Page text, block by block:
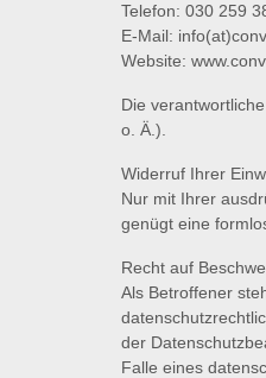
Telefon: 030 259
E-Mail:
Website:
Die
o. Ä.).
Widerruf Ihrer
Nur mit Ihrer
genügt eine
Recht auf
Als Betroffener
der
Falle eines